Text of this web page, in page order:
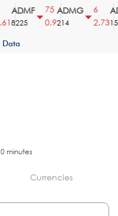
ADMF
8225
75
0.9
ADMG
214
2.73
Data
minutes
Currencies